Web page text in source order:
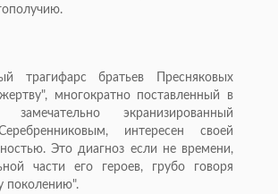
трагифарс братьев Пресняковых
многократно поставленный в
экранизированный
интересен своей
Это диагноз если не времени,
части его героев, грубо говоря
поколению".